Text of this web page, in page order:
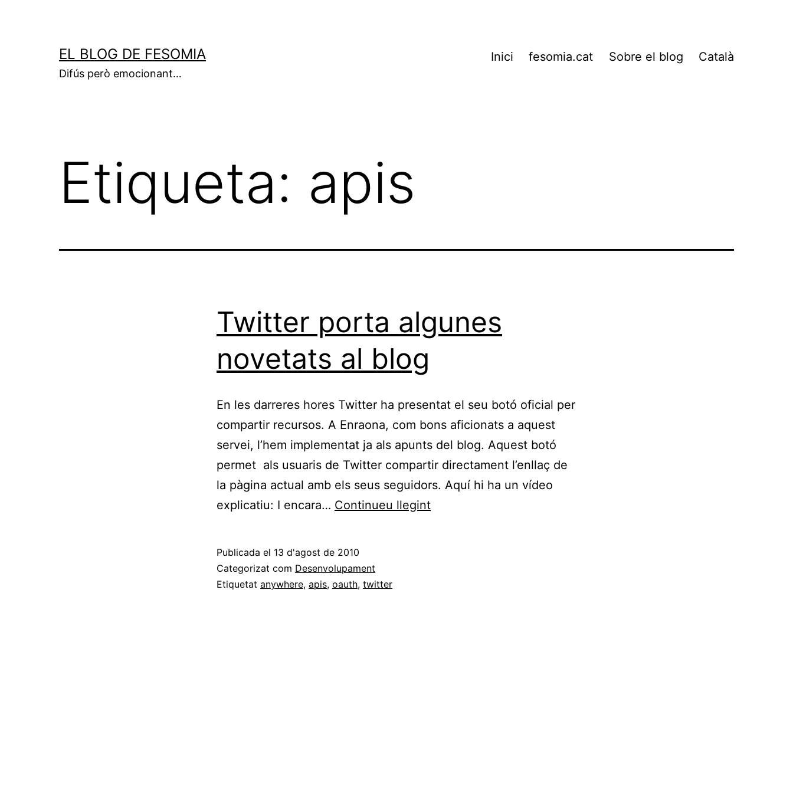
EL BLOG DE FESOMIA
Difús però emocionant…
Inici fesomia.cat Sobre el blog Català
Etiqueta: apis
Twitter porta algunes
novetats al blog
En les darreres hores Twitter ha presentat el seu botó oficial per
compartir recursos. A Enraona, com bons aficionats a aquest
servei, l’hem implementat ja als apunts del blog. Aquest botó
permet als usuaris de Twitter compartir directament l’enllaç de
la pàgina actual amb els seus seguidors. Aquí hi ha un vídeo
explicatiu: I encara… Continueu llegintTwitter
Publicada el 13 d'agost de 2010
Categorizat com Desenvolupament
Etiquetat anywhere, apis, oauth, twitter